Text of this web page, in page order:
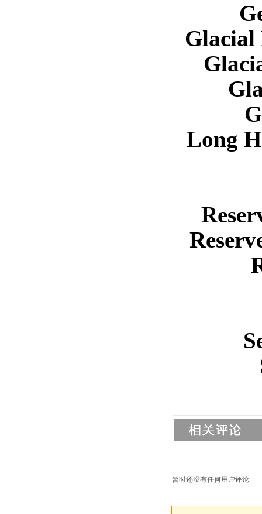
Glacial
Long
暂时还没有任何用户评论